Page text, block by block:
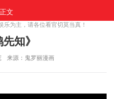
文
为主，请各位看官切莫当真！
知》
来源：鬼罗丽漫画